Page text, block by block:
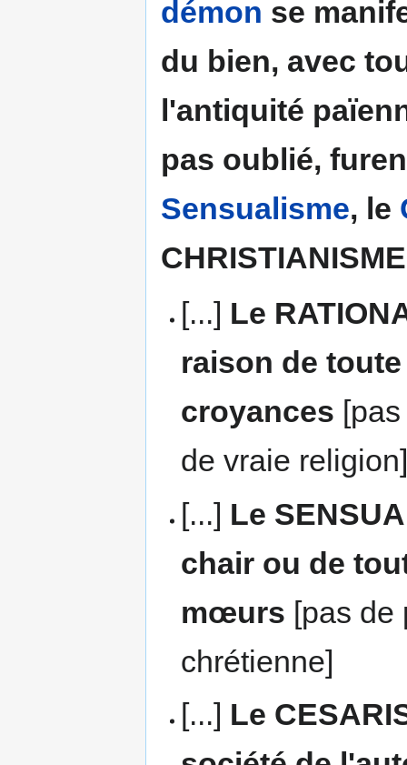
démon se
du bien, avec
l'antiquité
pas oublié,
Sensualisme, le
[...] Le
raison de
croyances
de vraie
[...] Le
chair ou de
mœurs [pas de
chrétienne]
[...] Le